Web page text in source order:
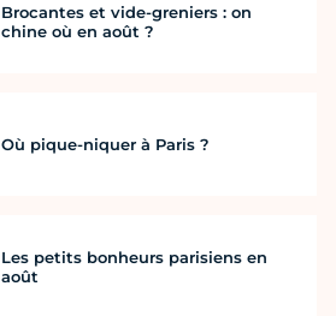
Brocantes et vide-greniers : on
chine où en août ?
Où pique-niquer à Paris ?
Les petits bonheurs parisiens en
août